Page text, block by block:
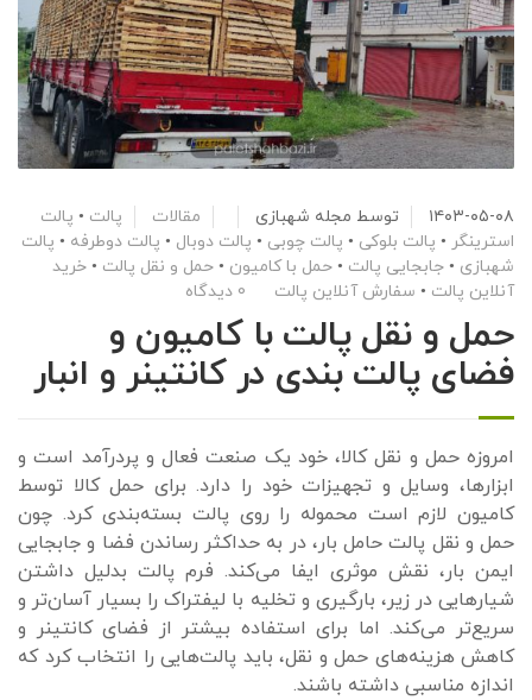
۱۴۰۳-۰۵-۰۸ توسط مجله شهبازی مقالات پالت • پالت
استرینگر • پالت بلوکی • پالت چوبی • پالت دوبال • پالت دوطرفه • پالت
شهبازی • جابجایی پالت • حمل با کامیون • حمل و نقل پالت • خرید
آنلاین پالت • سفارش آنلاین پالت 0 دیدگاه
حمل و نقل پالت با کامیون و
فضای پالت بندی در کانتینر و انبار
امروزه حمل و نقل کالا، خود یک صنعت فعال و پردرآمد است و
ابزارها، وسایل و تجهیزات خود را دارد. برای حمل کالا توسط
کامیون لازم است محموله را روی پالت بسته‌بندی کرد. چون
حمل و نقل پالت حامل بار، در به حداکثر رساندن فضا و جابجایی
ایمن بار، نقش موثری ایفا می‌کند. فرم پالت بدلیل داشتن
شیارهایی در زیر، بارگیری و تخلیه با لیفتراک را بسیار آسان‌تر و
سریع‌تر می‌کند. اما برای استفاده بیشتر از فضای کانتینر و
کاهش هزینه‌های حمل و نقل، باید پالت‌هایی را انتخاب کرد که
اندازه مناسبی داشته باشند.